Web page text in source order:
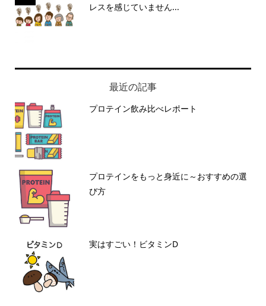
レスを感じていません...
最近の記事
プロテイン飲み比べレポート
プロテインをもっと身近に～おすすめの選
び方
実はすごい！ビタミンD